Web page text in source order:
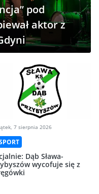
pod
aktor z
7 sierpnia 2026
Dąb Sława-
wycofuje się z